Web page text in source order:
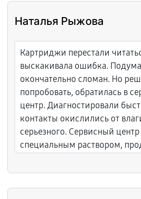
Наталья Рыжова
Картриджи перестали
выскакивала ошибка.
окончательно сломан. Но
попробовать, обратилась в
центр. Диагностировали
контакты окислились от
серьезного. Сервисный
специальным раствором,
ничего не повредили. После